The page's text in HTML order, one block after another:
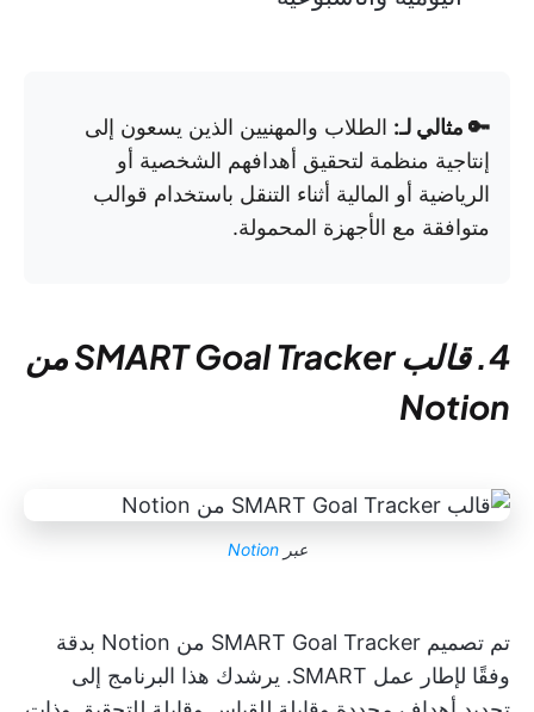
🔑 مثالي لـ: الطلاب والمهنيين الذين يسعون إلى
إنتاجية منظمة لتحقيق أهدافهم الشخصية أو
الرياضية أو المالية أثناء التنقل باستخدام قوالب
متوافقة مع الأجهزة المحمولة.
4. قالب SMART Goal Tracker من
Notion
عبرNotion
تم تصميم SMART Goal Tracker من Notion بدقة
وفقًا لإطار عمل SMART. يرشدك هذا البرنامج إلى